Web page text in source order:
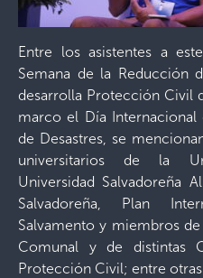
Entre los asistentes a
Semana de la Reducción
desarrolla Protección Civil
marco el Día Internacional
de Desastres, se
universitarios de la
Universidad Salvadoreña
Salvadoreña, Plan
Salvamento y miembros
Comunal y de distintas
Protección Civil; entre otras